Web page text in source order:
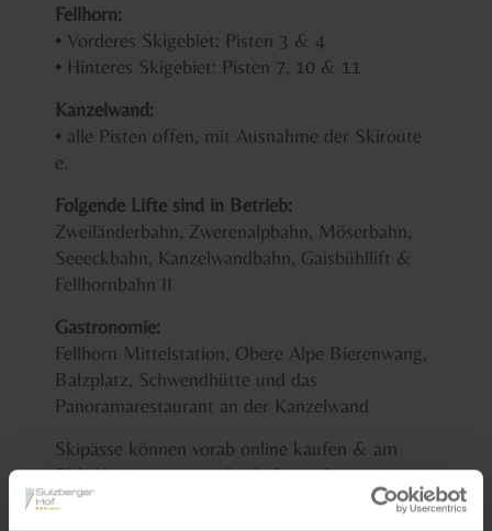
Fellhorn:
• Vorderes Skigebiet: Pisten 3 & 4
• Hinteres Skigebiet: Pisten 7, 10 & 11
Kanzelwand:
• alle Pisten offen, mit Ausnahme der Skiroute
e.
Folgende Lifte sind in Betrieb:
Zweiländerbahn, Zwerenalpbahn, Möserbahn,
Seeeckbahn, Kanzelwandbahn, Gaisbühllift &
Fellhornbahn II
Gastronomie:
Fellhorn Mittelstation, Obere Alpe Bierenwang,
Balzplatz, Schwendhütte und das
Panoramarestaurant an der Kanzelwand
Skipässe können vorab online kaufen & am
Pick-Up-Automaten abgeholt werden.
Weitere Öffnungen: